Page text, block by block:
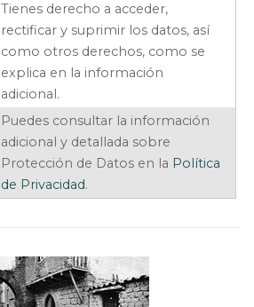
Tienes derecho a acceder,
rectificar y suprimir los datos, así
como otros derechos, como se
explica en la información
adicional.
Puedes consultar la información
adicional y detallada sobre
Protección de Datos en la Política
de Privacidad.